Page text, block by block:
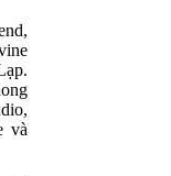
và